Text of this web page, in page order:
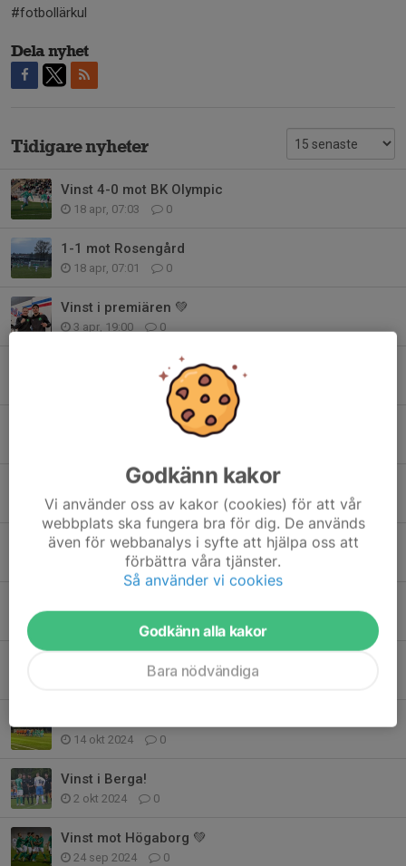
#fotbollärkul
Dela nyhet
Tidigare nyheter
Vinst 4-0 mot BK Olympic
18 apr, 07:03 0
1-1 mot Rosengård
18 apr, 07:01 0
Vinst i premiären 💚
3 apr, 19:00 0
Välkommen Max Lindén!
0
Förlust mot FC Rosengård
Premiärseger!
30 mar 2025 0
Första träningsmatchen 2025
12 jan 2025 0
Vinst 3-1 mot IFK Trelleborg
0
14 okt 2024 0
Vinst i Berga!
2 okt 2024 0
Vinst mot Högaborg 💚
24 sep 2024 0
Godkänn kakor
Vi använder oss av kakor (cookies) för att vår
webbplats ska fungera bra för dig. De används
även för webbanalys i syfte att hjälpa oss att
förbättra våra tjänster.
Så använder vi cookies
Godkänn alla kakor
Bara nödvändiga